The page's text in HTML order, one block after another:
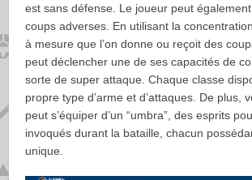
est sans défense. Le joueur peut
coups adverses. En utilisant la
à mesure que l’on donne ou reçoit des
peut déclencher une de ses capacités de
sorte de super attaque. Chaque classe
propre type d’arme et d’attaques. De plus,
peut s’équiper d’un “umbra”, des esprits
invoqués durant la bataille, chacun
unique.